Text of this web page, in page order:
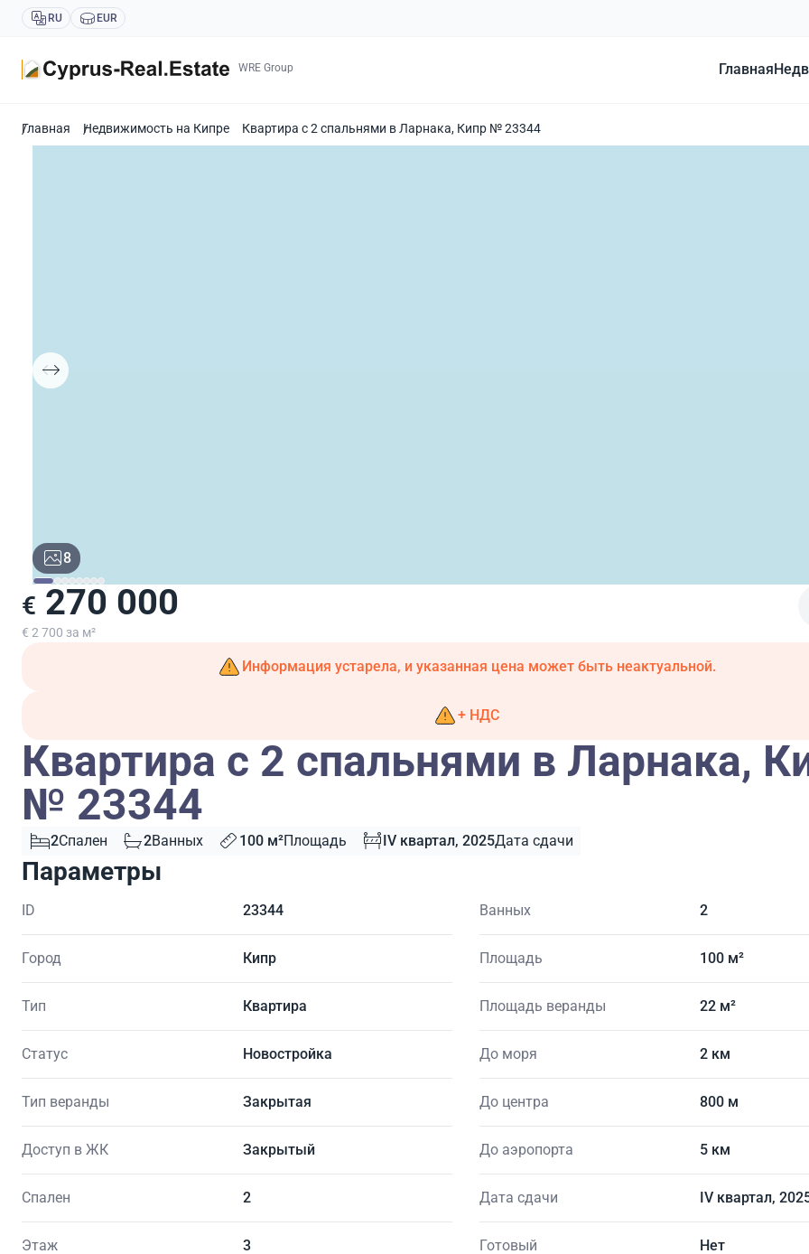
RU EUR
WRE Group Главная
Главная Недвижимость на Кипре Квартира с 2 спальнями в Ларнака, Кипр № 23344
8
€ 270 000
€ 2 700 за м²
Информация устарела, и указанная цена может быть неактуальной.
+ НДС
Квартира с 2 спальнями в Ларнака,
№ 23344
2Спален 2Ванных 100 м²Площадь IV квартал, 2025Дата сдачи
Параметры
ID 23344
Город Кипр
Тип Квартира
Статус Новостройка
Тип веранды Закрытая
Доступ в ЖК Закрытый
Спален 2
Этаж 3
Ванных 2
Площадь 100 м²
Площадь веранды 22 м²
До моря 2 км
До центра 800 м
До аэропорта 5 км
Дата сдачи IV квартал,
Готовый Нет